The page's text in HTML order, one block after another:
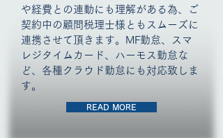
や経費との連動にも理解がある為、ご
契約中の顧問税理士様ともスムーズに
連携させて頂きます。MF勤怠、スマ
レジタイムカード、ハーモス勤怠な
ど、各種クラウド勤怠にも対応致しま
す。
READ MORE